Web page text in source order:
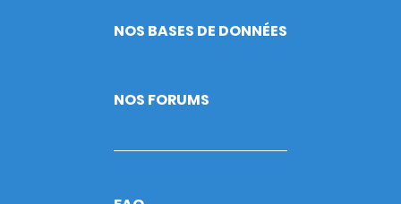
NOS BASES DE DONNÉES
NOS FORUMS